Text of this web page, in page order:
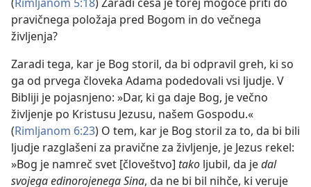
(Rimljanom 5:18) Zaradi česa je torej mogoče priti do
pravičnega položaja pred Bogom in do večnega
življenja?
Zaradi tega, kar je Bog storil, da bi odpravil greh, ki so
ga od prvega človeka Adama podedovali vsi ljudje. V
Bibliji je pojasnjeno: »Dar, ki ga daje Bog, je večno
življenje po Kristusu Jezusu, našem Gospodu.«
(Rimljanom 6:23) O tem, kar je Bog storil za to, da bi bili
ljudje razglašeni za pravične za življenje, je Jezus rekel:
»Bog je namreč svet [človeštvo] tako ljubil, da jedal
svojega edinorojenega Sina, da ne bi bil nihče, ki veruje